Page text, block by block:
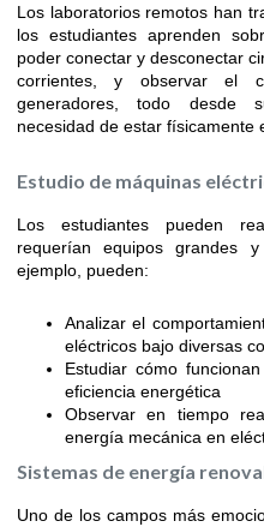
Los laboratorios remotos han
los estudiantes aprenden
poder conectar y desconectar
corrientes, y observar el
generadores, todo desde
necesidad de estar físicamente
Estudio de máquinas
Los estudiantes pueden
requerían equipos grandes
ejemplo, pueden:
Analizar el
eléctricos bajo diversas
Estudiar cómo
eficiencia energética
Observar en tiempo
energía mecánica en
Sistemas de energía
Uno de los campos más